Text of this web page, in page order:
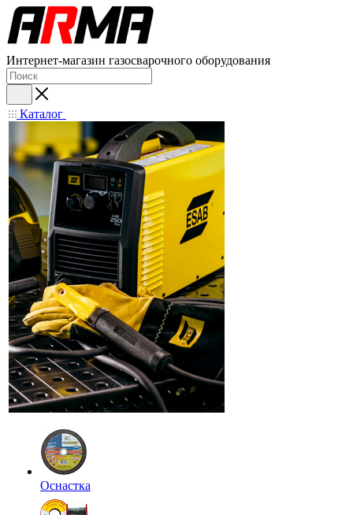
Интернет-магазин газосварочного оборудования
Каталог
Оснастка